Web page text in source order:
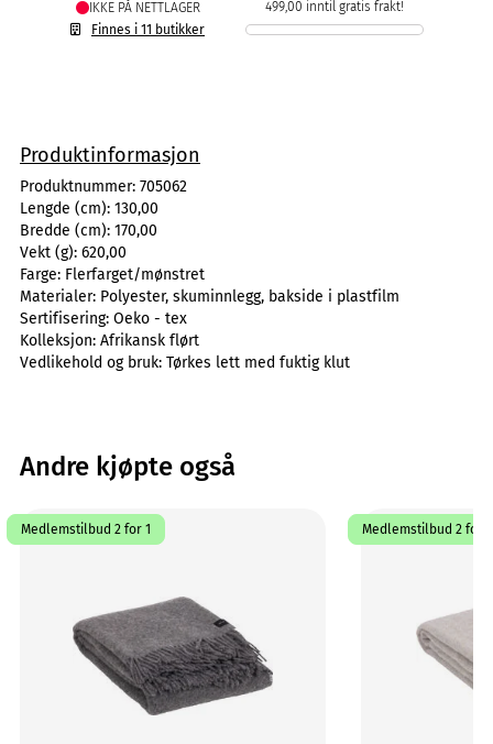
IKKE PÅ NETTLAGER
Finnes i 11 butikker
499,00 inntil gratis frakt!
Produktinformasjon
Produktnummer: 705062
Lengde (cm): 130,00
Bredde (cm): 170,00
Vekt (g): 620,00
Farge: Flerfarget/mønstret
Materialer: Polyester, skuminnlegg, bakside i plastfilm
Sertifisering: Oeko - tex
Kolleksjon: Afrikansk flørt
Vedlikehold og bruk: Tørkes lett med fuktig klut
Andre kjøpte også
Medlemstilbud 2 for 1 Medlemstilbud 2 for 1